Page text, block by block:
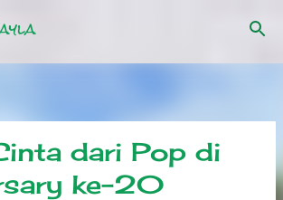
ke konten utama
dari Pop di
ke-20